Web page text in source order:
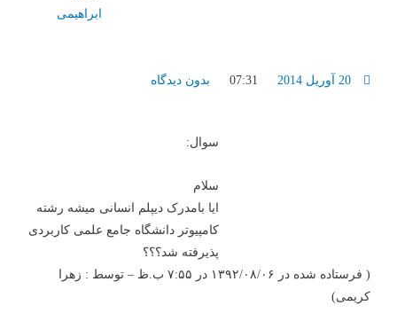
ابراهیمی
20 آوریل 2014 07:31 بدون دیدگاه
سوال:
سلام
ایا بامدرک دیپلم انسانی میشه رشته
کامپیوتر دانشگاه جامع علمی کاربردی
پذیرفته شد؟؟؟
( فرستاده شده در ۱۳۹۲/۰۸/۰۶ در ۷:۵۵ ب.ظ – توسط : زهرا
کریمی)